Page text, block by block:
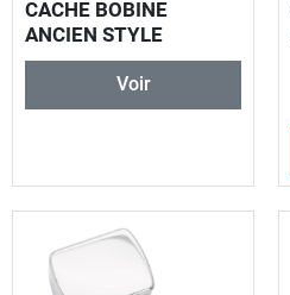
CACHE BOBINE
ANCIEN STYLE
Voir